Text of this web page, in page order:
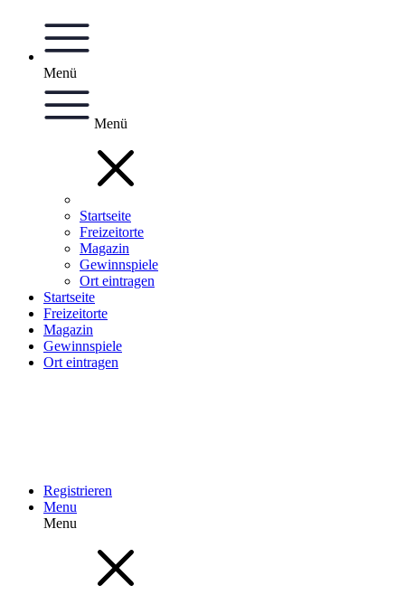
Menü
Menü
Startseite
Freizeitorte
Magazin
Gewinnspiele
Ort eintragen
Startseite
Freizeitorte
Magazin
Gewinnspiele
Ort eintragen
Registrieren
Menu
Menu